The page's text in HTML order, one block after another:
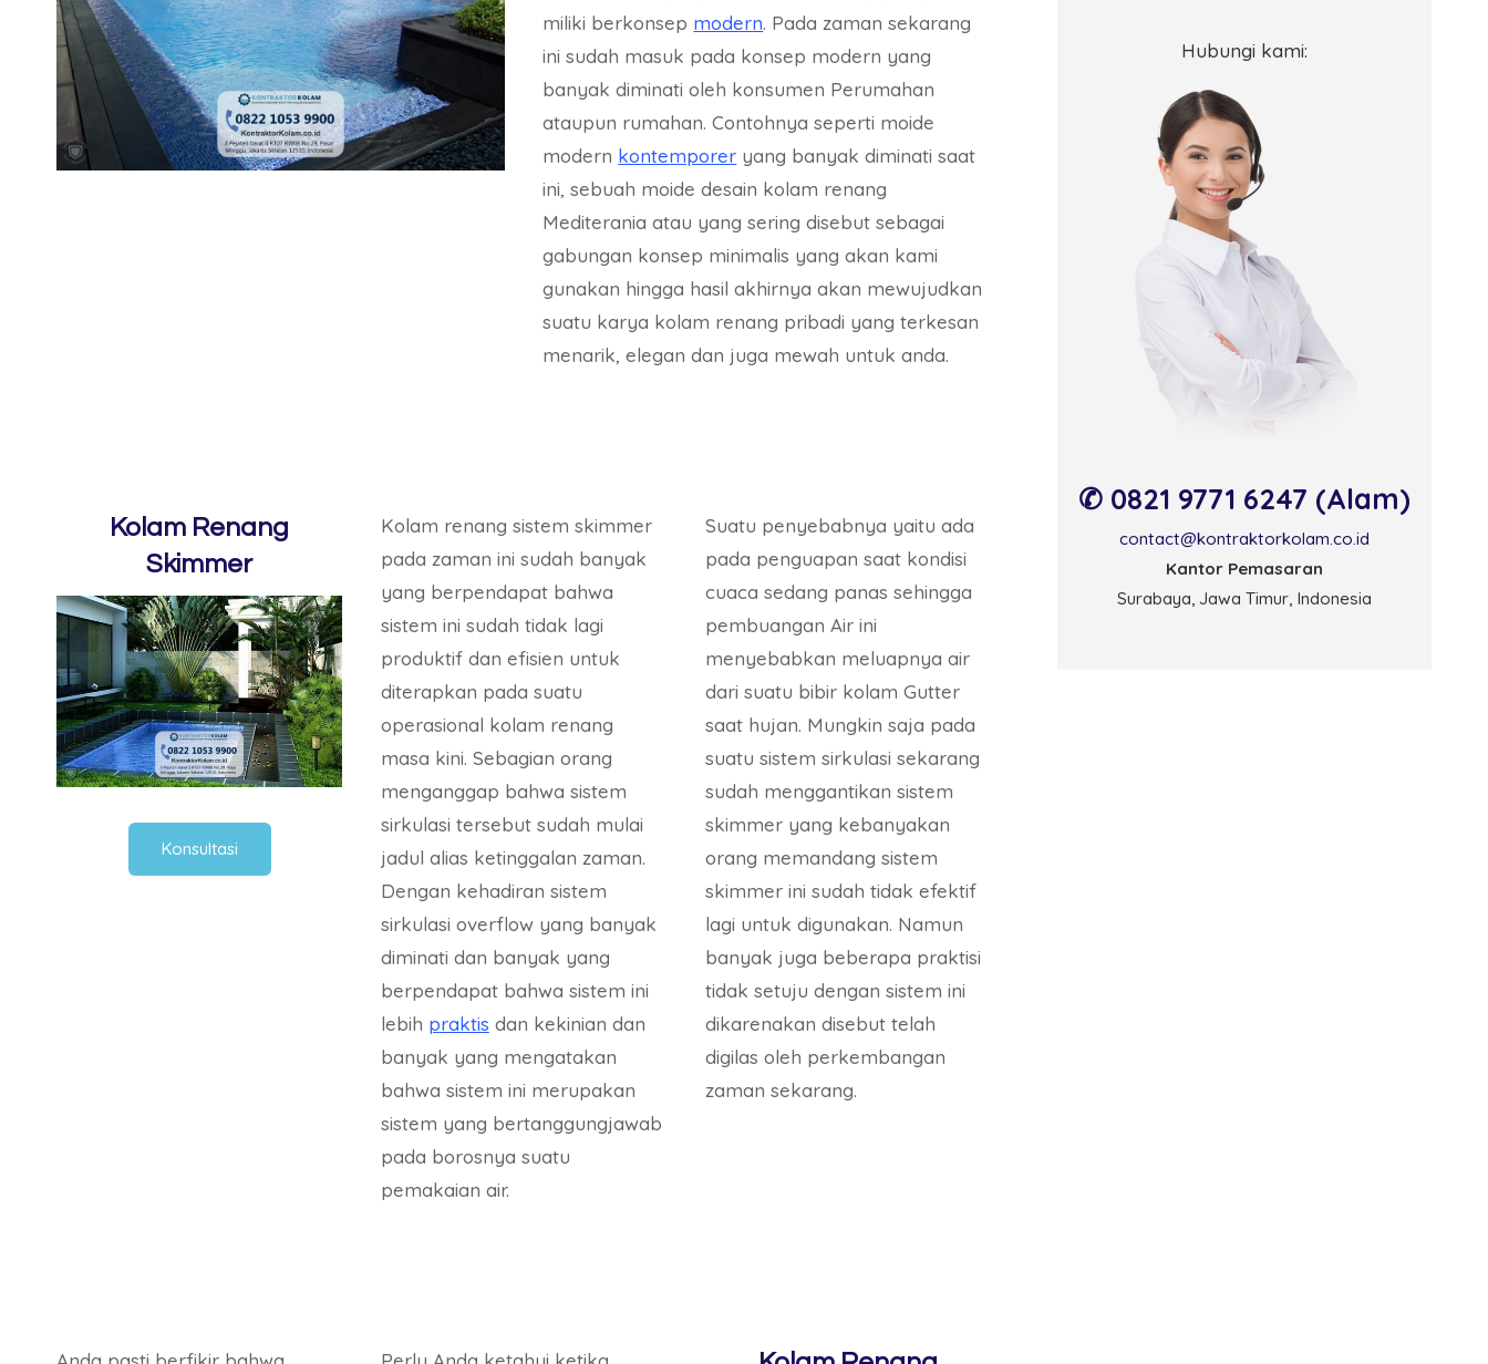
miliki berkonsep modern. Pada zaman sekarang
ini sudah masuk pada konsep modern yang
banyak diminati oleh konsumen Perumahan
ataupun rumahan. Contohnya seperti moide
modern kontemporer yang banyak diminati saat
ini, sebuah moide desain kolam renang
Mediterania atau yang sering disebut sebagai
gabungan konsep minimalis yang akan kami
gunakan hingga hasil akhirnya akan mewujudkan
suatu karya kolam renang pribadi yang terkesan
menarik, elegan dan juga mewah untuk anda.
Kolam Renang
Skimmer
Konsultasi
Kolam renang sistem skimmer
pada zaman ini sudah banyak
yang berpendapat bahwa
sistem ini sudah tidak lagi
produktif dan efisien untuk
diterapkan pada suatu
operasional kolam renang
masa kini. Sebagian orang
menganggap bahwa sistem
sirkulasi tersebut sudah mulai
jadul alias ketinggalan zaman.
Dengan kehadiran sistem
sirkulasi overflow yang banyak
diminati dan banyak yang
berpendapat bahwa sistem ini
lebih praktis dan kekinian dan
banyak yang mengatakan
bahwa sistem ini merupakan
sistem yang bertanggungjawab
pada borosnya suatu
pemakaian air.
Suatu penyebabnya yaitu ada
pada penguapan saat kondisi
cuaca sedang panas sehingga
pembuangan Air ini
menyebabkan meluapnya air
dari suatu bibir kolam Gutter
saat hujan. Mungkin saja pada
suatu sistem sirkulasi sekarang
sudah menggantikan sistem
skimmer yang kebanyakan
orang memandang sistem
skimmer ini sudah tidak efektif
lagi untuk digunakan. Namun
banyak juga beberapa praktisi
tidak setuju dengan sistem ini
dikarenakan disebut telah
digilas oleh perkembangan
zaman sekarang.
Hubungi kami:
✆ 0821 9771 6247 (Alam)
contact@kontraktorkolam.co.id
Kantor Pemasaran
Surabaya, Jawa Timur, Indonesia